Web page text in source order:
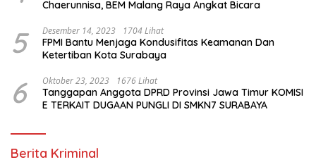
Chaerunnisa, BEM Malang Raya Angkat Bicara
5 Desember 14, 2023 1704 Lihat
FPMI Bantu Menjaga Kondusifitas Keamanan Dan
Ketertiban Kota Surabaya
6 Oktober 23, 2023 1676 Lihat
Tanggapan Anggota DPRD Provinsi Jawa Timur KOMISI
E TERKAIT DUGAAN PUNGLI DI SMKN7 SURABAYA
Berita Kriminal